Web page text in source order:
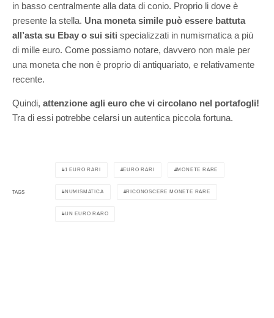
in basso centralmente alla data di conio. Proprio li dove è
presente la stella. Una moneta simile può essere battuta
all’asta su Ebay o sui siti specializzati in numismatica a più
di mille euro. Come possiamo notare, davvero non male per
una moneta che non è proprio di antiquariato, e relativamente
recente.
Quindi, attenzione agli euro che vi circolano nel portafogli!
Tra di essi potrebbe celarsi un autentica piccola fortuna.
TAGS
1 EURO RARI EURO RARI MONETE RARE
NUMISMATICA RICONOSCERE MONETE RARE
UN EURO RARO